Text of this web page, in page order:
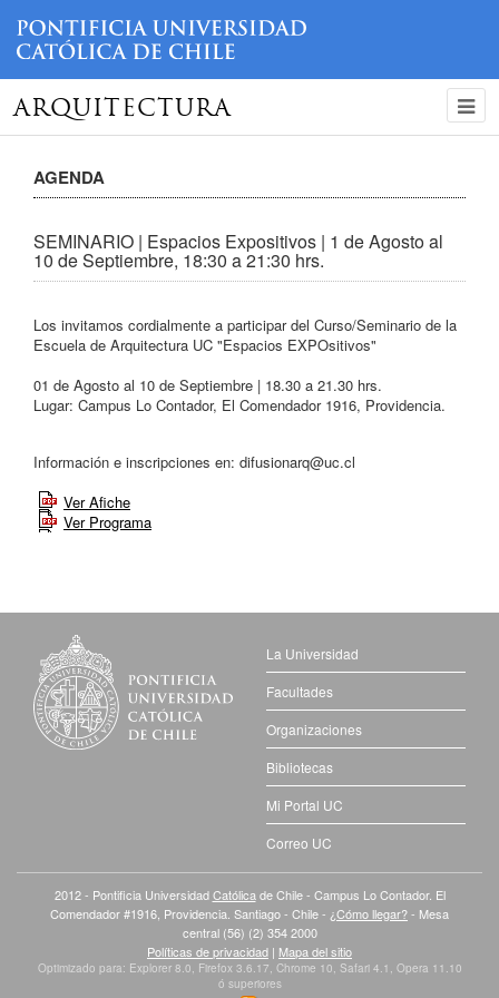
ARQUITECTURA
AGENDA
SEMINARIO | Espacios Expositivos | 1 de Agosto al
10 de Septiembre, 18:30 a 21:30 hrs.
Los invitamos cordialmente a participar del Curso/Seminario de la
Escuela de Arquitectura UC "Espacios EXPOsitivos"
01 de Agosto al 10 de Septiembre | 18.30 a 21.30 hrs.
Lugar: Campus Lo Contador, El Comendador 1916, Providencia.
Información e inscripciones en: difusionarq@uc.cl
Ver Afiche
Ver Programa
La Universidad
Facultades
Organizaciones
Bibliotecas
Mi Portal UC
Correo UC
2012 - Pontificia UniversidadCatólica de Chile - Campus Lo Contador. El
Comendador #1916, Providencia. Santiago - Chile - ¿Cómo llegar?- Mesa
central (56) (2) 354 2000
Políticas de privacidad | Mapa del sitio
Optimizado para: Explorer 8.0, Firefox 3.6.17, Chrome 10, Safari 4.1, Opera 11.10
ó superiores